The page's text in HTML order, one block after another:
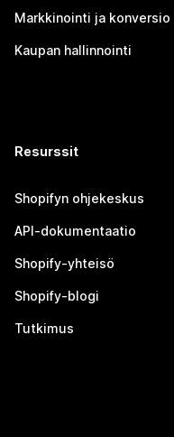
Markkinointi ja konversio
Kaupan hallinnointi
Resurssit
Shopifyn ohjekeskus
API-dokumentaatio
Shopify-yhteisö
Shopify-blogi
Tutkimus